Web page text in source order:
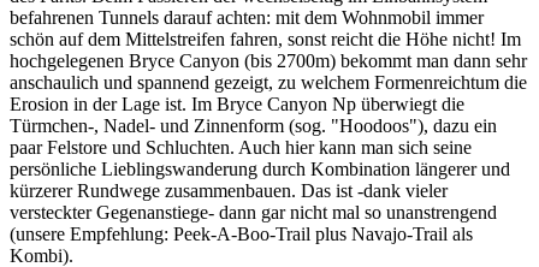
befahrenen Tunnels darauf achten: mit dem Wohnmobil immer
schön auf dem Mittelstreifen fahren, sonst reicht die Höhe nicht! Im
hochgelegenen Bryce Canyon (bis 2700m) bekommt man dann sehr
anschaulich und spannend gezeigt, zu welchem Formenreichtum die
Erosion in der Lage ist. Im Bryce Canyon Np überwiegt die
Türmchen-, Nadel- und Zinnenform (sog. "Hoodoos"), dazu ein
paar Felstore und Schluchten. Auch hier kann man sich seine
persönliche Lieblingswanderung durch Kombination längerer und
kürzerer Rundwege zusammenbauen. Das ist -dank vieler
versteckter Gegenanstiege- dann gar nicht mal so unanstrengend
(unsere Empfehlung: Peek-A-Boo-Trail plus Navajo-Trail als
Kombi).